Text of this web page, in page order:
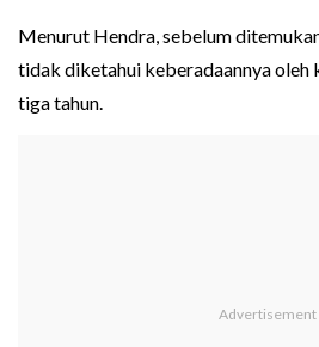
Menurut Hendra, sebelum
tidak diketahui keberadaannya oleh
tiga tahun.